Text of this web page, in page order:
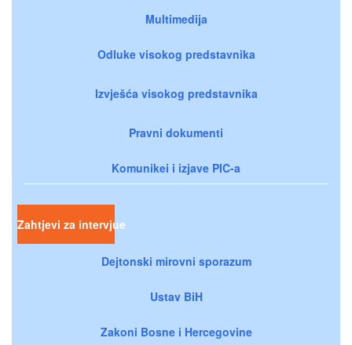
Multimedija
Odluke visokog predstavnika
Izvješća visokog predstavnika
Pravni dokumenti
Komunikei i izjave PIC-a
Zahtjevi za intervjue
Dejtonski mirovni sporazum
Ustav BiH
Zakoni Bosne i Hercegovine